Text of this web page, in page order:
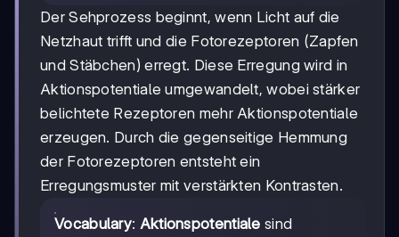
Der Sehprozess beginnt, wenn Licht auf die
Netzhaut trifft und die Fotorezeptoren (Zapfen
und Stäbchen) erregt. Diese Erregung wird in
Aktionspotentiale umgewandelt, wobei stärker
belichtete Rezeptoren mehr Aktionspotentiale
erzeugen. Durch die gegenseitige Hemmung
der Fotorezeptoren entsteht ein
Erregungsmuster mit verstärkten Kontrasten.
Vocabulary: Aktionspotentiale sind